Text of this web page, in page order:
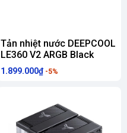
Tản nhiệt nước DEEPCOOL
LE360 V2 ARGB Black
1.899.000₫ -5%